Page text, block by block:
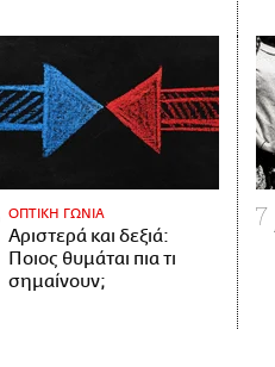
ΟΠΤΙΚΗ ΓΩΝΙΑ
Αριστερά και δεξιά:
Ποιος θυμάται πια τι
σημαίνουν;